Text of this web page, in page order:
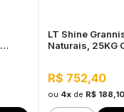
LT Shine
Naturais, 25KG
R$ 752,40
ou 4xde R$ 188,10